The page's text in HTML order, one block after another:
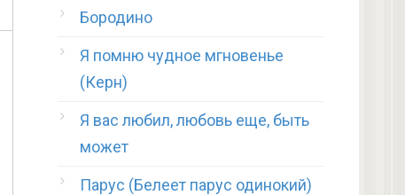
Бородино
Я помню чудное мгновенье
(Керн)
Я вас любил, любовь еще, быть
может
Парус (Белеет парус одинокий)